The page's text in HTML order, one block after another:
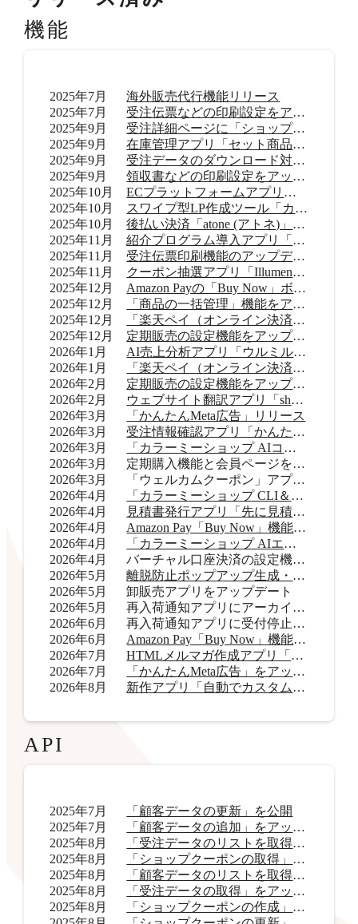
機能
2025年7月
海外販売代行機能リリース
2025年7月
受注伝票などの印刷設定をアップデート
2025年9月
受注詳細ページに「ショップ内メモ」機能を追加
2025年9月
在庫管理アプリ「セット商品在庫管理 byらくらく在庫」リリース
2025年9月
受注データのダウンロード対応範囲を拡大
2025年9月
領収書などの印刷設定をアップデート
2025年10月
ECプラットフォームアプリ「TikTok shop」リリース
2025年10月
スワイプ型LP作成ツール「カラーミーモーションLP」提供開始
2025年10月
後払い決済「atone (アトネ)」提供開始
2025年11月
紹介プログラム導入アプリ「Letters（レターズ）」リリース
2025年11月
受注伝票印刷機能のアップデート
2025年11月
クーポン抽選アプリ「Illumenza Coupon （イルメンザ クーポン）」リリース
2025年12月
Amazon Payの「Buy Now」ボタンを提供開始
2025年12月
「商品の一括管理」機能をアップデート
2025年12月
「楽天ペイ（オンライン決済）」のバージョンアップ
2025年12月
定期販売の設定機能をアップデート
2026年1月
AI売上分析アプリ「ウルミル コンシェルジュ」リリース
2026年1月
「楽天ペイ（オンライン決済）」申込受付再開
2026年2月
定期販売の設定機能をアップデート
2026年2月
ウェブサイト翻訳アプリ「shutto翻訳」リリース
2026年3月
「かんたんMeta広告」リリース
2026年3月
受注情報確認アプリ「かんたん顧客対応」リリース
2026年3月
「カラーミーショップ AIコネクター」リリース
2026年3月
定期購入機能と会員ページをアップデート
2026年3月
「ウェルカムクーポン」アプリをアップデート
2026年4月
「カラーミーショップ CLI＆Skills」をリリース
2026年4月
見積書発行アプリ「先に見積くだサイ for カラーミーショップ」リリース
2026年4月
Amazon Pay「Buy Now」機能をアップデート
2026年4月
「カラーミーショップ AIエージェント」をリリース
2026年4月
バーチャル口座決済の設定機能をアップデート
2026年5月
離脱防止ポップアップ生成・表示アプリ「OneCatch」リリース
2026年5月
卸販売アプリをアップデート
2026年5月
再入荷通知アプリにアーカイブ機能を追加
2026年6月
再入荷通知アプリに受付停止表示機能を追加
2026年6月
Amazon Pay「Buy Now」機能をアップデート
2026年7月
HTMLメルマガ作成アプリ「AI HTMLメールマガジン」リリース
2026年7月
「かんたんMeta広告」をアップデート
2026年8月
新作アプリ「自動でカスタムラベル君」リリース
API
2025年7月
「顧客データの更新」を公開
2025年7月
「顧客データの追加」をアップデート
2025年8月
「受注データのリストを取得」をアップデート
2025年8月
「ショップクーポンの取得」をアップデート
2025年8月
「顧客データのリストを取得」をアップデート
2025年8月
「受注データの取得」をアップデート
2025年8月
「ショップクーポンの作成」を公開